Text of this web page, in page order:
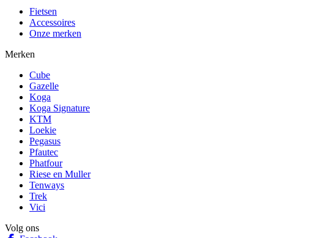
Fietsen
Accessoires
Onze merken
Merken
Cube
Gazelle
Koga
Koga Signature
KTM
Loekie
Pegasus
Pfautec
Phatfour
Riese en Muller
Tenways
Trek
Vici
Volg ons